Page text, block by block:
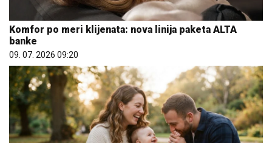
Komfor po meri klijenata: nova linija paketa ALTA
banke
09. 07. 2026 09:20